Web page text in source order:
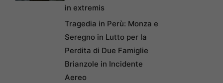
in extremis
Tragedia in Perù: Monza e
Seregno in Lutto per la
Perdita di Due Famiglie
Brianzole in Incidente
Aereo